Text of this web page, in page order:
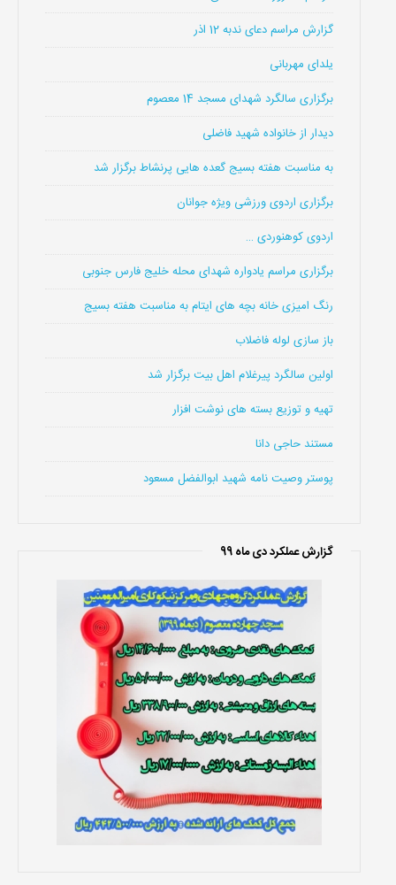
گزارش مراسم دعای ندبه 12 اذر
یلدای مهربانی
برگزاری سالگرد شهدای مسجد 14 معصوم
دیدار از خانواده شهید فاضلی
به مناسبت هفته بسیج گعده هایی پرنشاط برگزار شد
برگزاری اردوی ورزشی ویژه جوانان
اردوی کوهنوردی …
برگزاری مراسم یادواره شهدای محله خلیج فارس جنوبی
رنگ امیزی خانه بچه های ایتام به مناسبت هفته بسیج
باز سازی لوله فاضلاب
اولین سالگرد پیرغلام اهل بیت برگزار شد
تهیه و توزیع بسته های نوشت افزار
مستند حاجی دانا
پوستر وصیت نامه شهید ابوالفضل مسعود
گزارش عملکرد دی ماه 99